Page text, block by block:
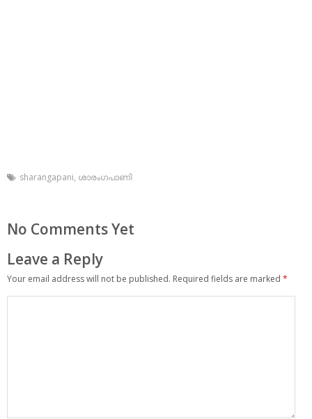
sharangapani, ശാരംഗപാണി
No Comments Yet
Leave a Reply
Your email address will not be published. Required fields are marked *